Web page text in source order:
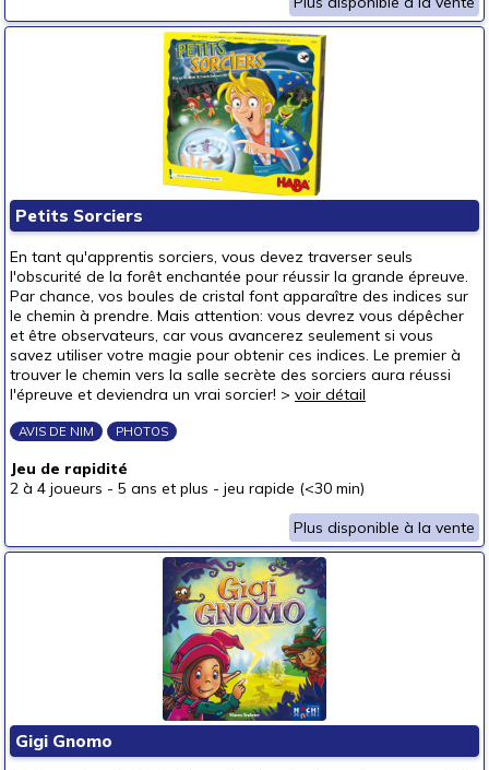
Petits Sorciers
En tant qu'apprentis sorciers, vous devez traverser seuls
l'obscurité de la forêt enchantée pour réussir la grande épreuve.
Par chance, vos boules de cristal font apparaître des indices sur
le chemin à prendre. Mais attention: vous devrez vous dépêcher
et être observateurs, car vous avancerez seulement si vous
savez utiliser votre magie pour obtenir ces indices. Le premier à
trouver le chemin vers la salle secrète des sorciers aura réussi
l'épreuve et deviendra un vrai sorcier! > voir détail
AVIS DE NIM PHOTOS
Jeu de rapidité
2 à 4 joueurs - 5 ans et plus - jeu rapide (<30 min)
Plus disponible à la vente
Gigi Gnomo